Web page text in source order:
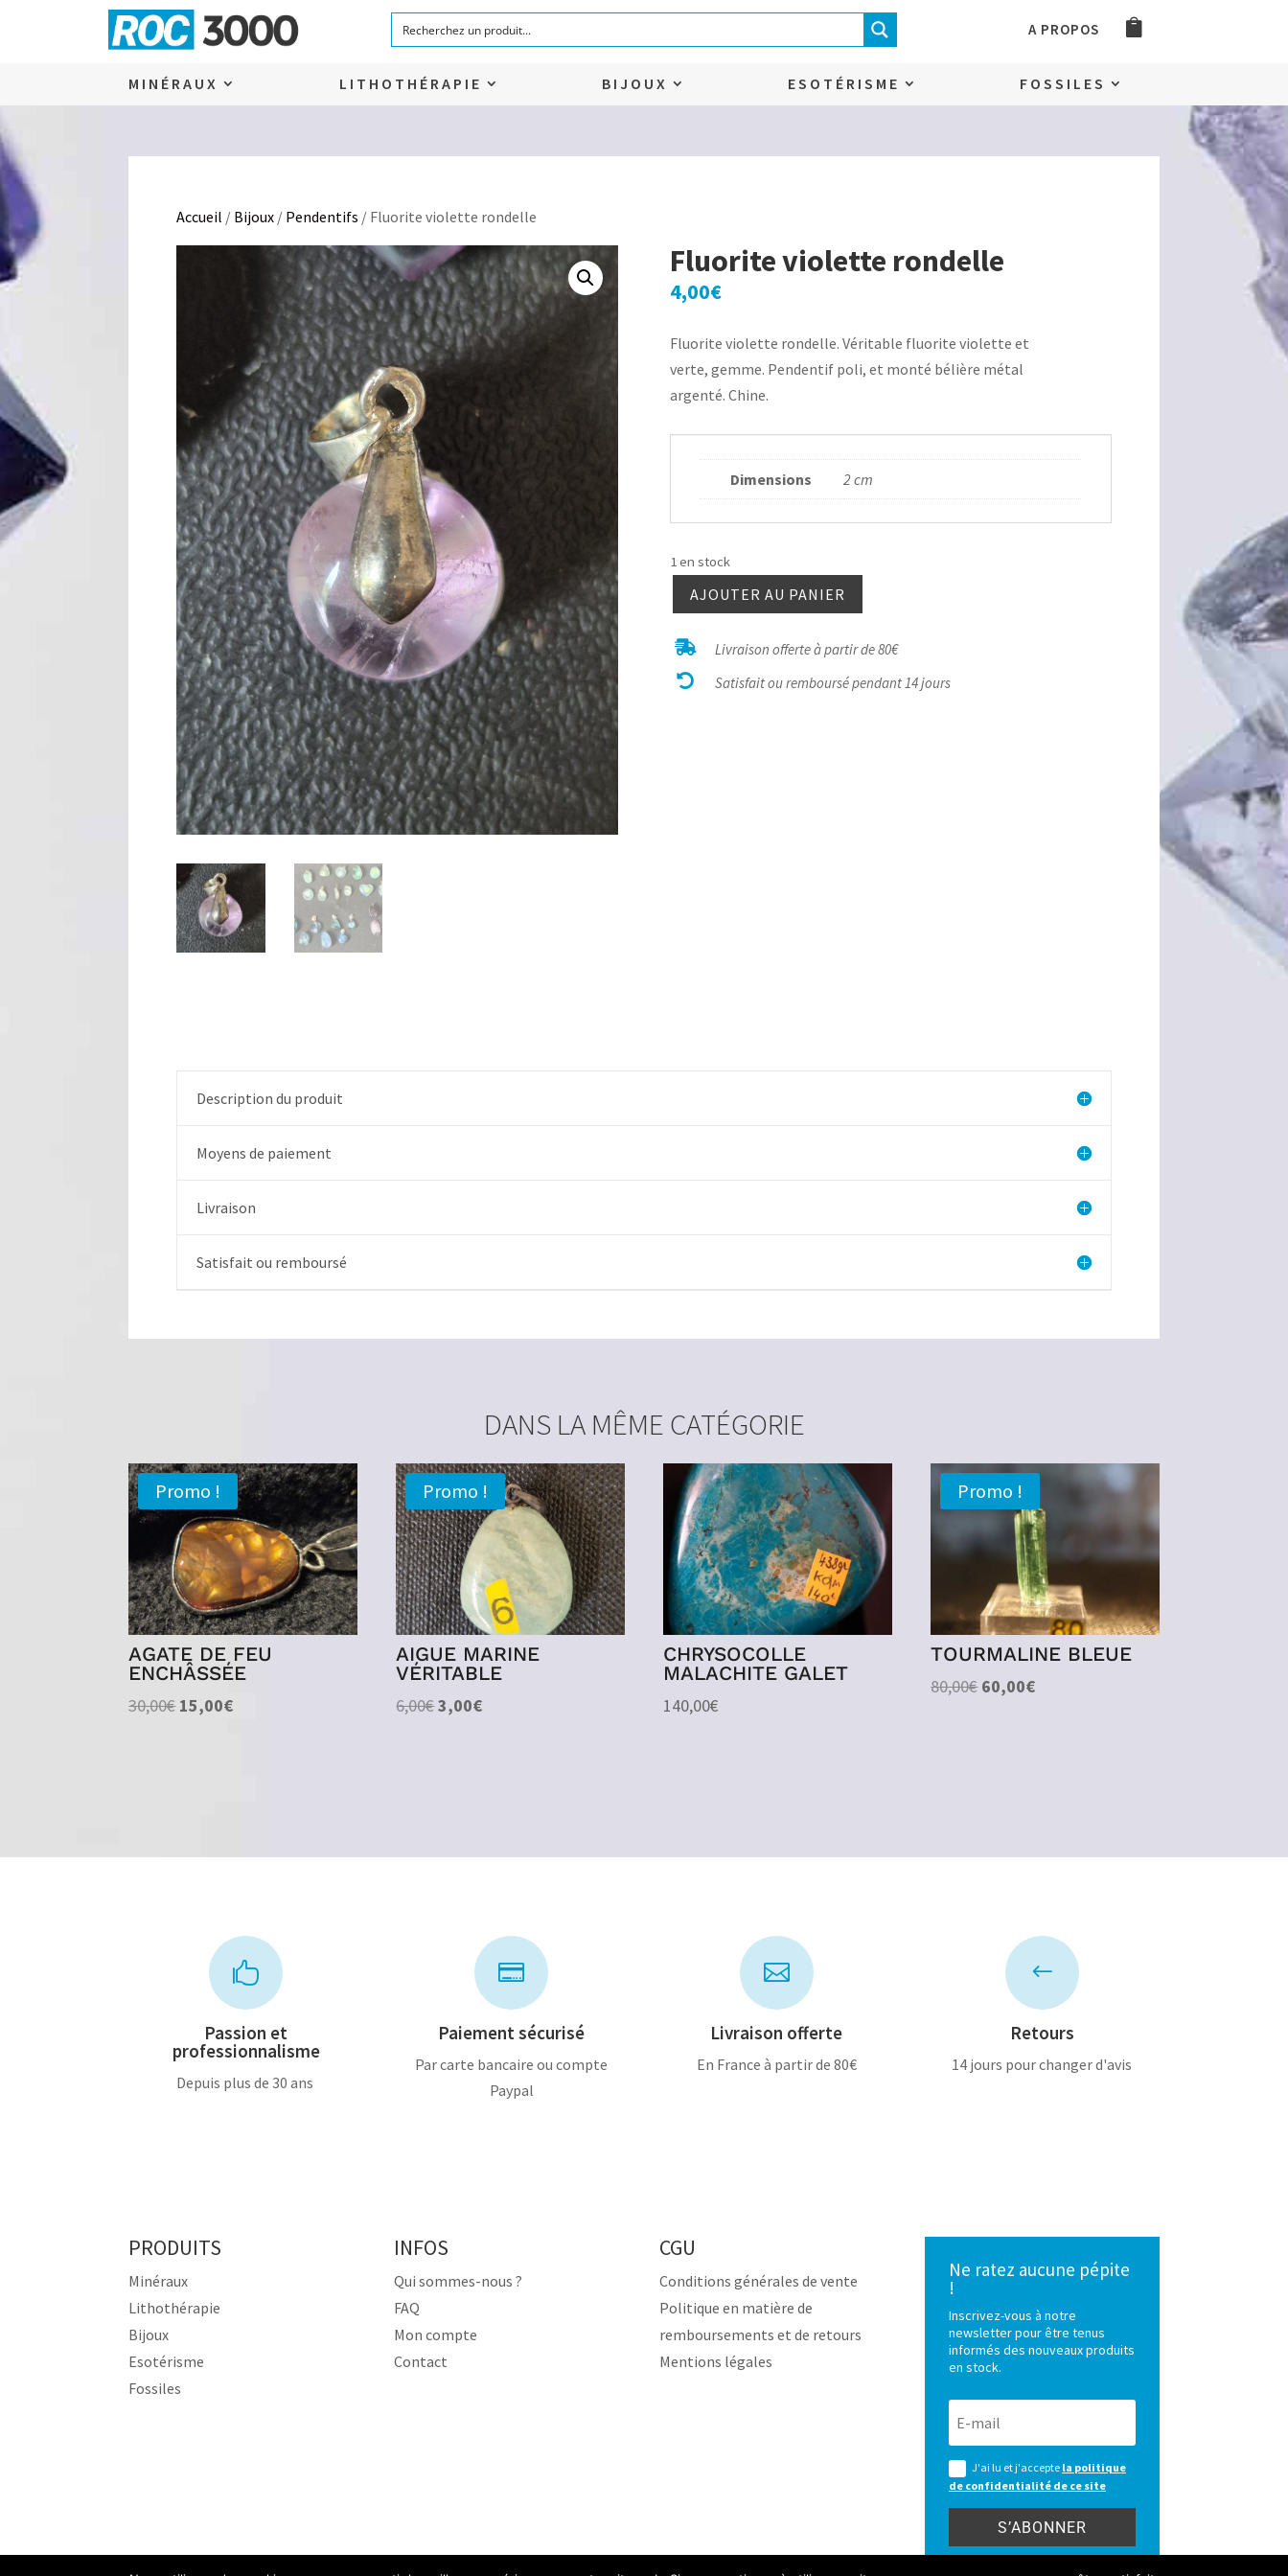
A PROPOS
MINÉRAUX LITHOTHÉRAPIE BIJOUX ESOTÉRISME FOSSILES
Accueil / Bijoux / Pendentifs / Fluorite violette rondelle
Fluorite violette rondelle
4,00€
Fluorite violette rondelle. Véritable fluorite violette et
verte, gemme. Pendentif poli, et monté bélière métal
argenté. Chine.
Dimensions 2 cm
1 en stock
quantité
Fluorite
violette
AJOUTER AU PANIER
 Livraison offerte à partir de 80€
 Satisfait ou remboursé pendant 14 jours
Description du produit
Moyens de paiement
Livraison
Satisfait ou remboursé
DANS LA MÊME CATÉGORIE
Promo !
AGATE DE FEU
ENCHÂSSÉE
30,00€Le
15,00€Le
Promo !
AIGUE MARINE
VÉRITABLE
6,00€Le
3,00€Le
CHRYSOCOLLE
MALACHITE GALET
140,00€
Promo !
TOURMALINE BLEUE
80,00€ Le
60,00€Le

Passion et
professionnalisme
Depuis plus de 30 ans

Paiement sécurisé
Par carte bancaire ou compte
Paypal

Livraison offerte
En France à partir de 80€
#
Retours
14 jours pour changer d'avis
PRODUITS
Minéraux
Lithothérapie
Bijoux
Esotérisme
Fossiles
INFOS
Qui sommes-nous ?
FAQ
Mon compte
Contact
CGU
Conditions générales de vente
Politique en matière de
remboursements et de retours
Mentions légales
Ne ratez aucune pépite
!
Inscrivez-vous à notre
newsletter pour être tenus
informés des nouveaux produits
en stock.
J'ai lu et j'accepte la politique
de confidentialité de ce site
S’ABONNER